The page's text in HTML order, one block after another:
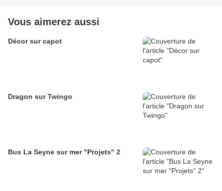
Vous aimerez aussi
Décor sur capot
Dragon sur Twingo
Bus La Seyne sur mer "Projets" 2